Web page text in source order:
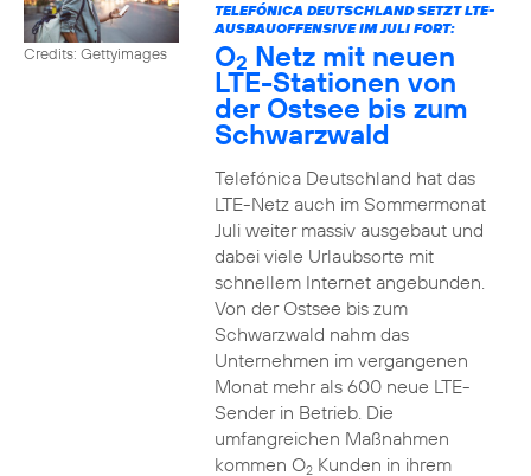
Credits: Gettyimages
TELEFÓNICA DEUTSCHLAND SETZT LTE-
AUSBAUOFFENSIVE IM JULI FORT:
O2 Netz mit neuen
LTE-Stationen von
der Ostsee bis zum
Schwarzwald
Telefónica Deutschland hat das
LTE-Netz auch im Sommermonat
Juli weiter massiv ausgebaut und
dabei viele Urlaubsorte mit
schnellem Internet angebunden.
Von der Ostsee bis zum
Schwarzwald nahm das
Unternehmen im vergangenen
Monat mehr als 600 neue LTE-
Sender in Betrieb. Die
umfangreichen Maßnahmen
kommen O2Kunden in ihrem